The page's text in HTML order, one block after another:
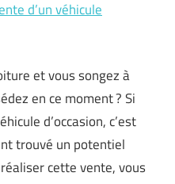
d’un véhicule
et vous songez à
en ce moment ? Si
d’occasion, c’est
trouvé un potentiel
cette vente, vous